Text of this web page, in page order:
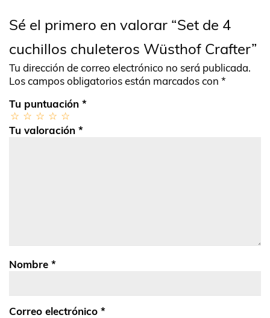
Sé el primero en valorar “Set de 4
cuchillos chuleteros Wüsthof Crafter”
Tu dirección de correo electrónico no será publicada.
Los campos obligatorios están marcados con *
Tu puntuación *
Tu valoración *
Nombre *
Correo electrónico *